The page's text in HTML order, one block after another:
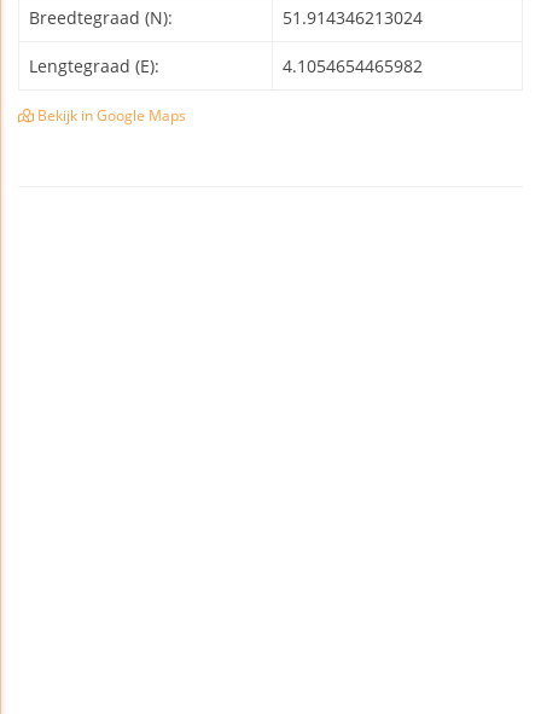
Breedtegraad (N): 51.914346213024
Lengtegraad (E): 4.1054654465982
Bekijk in Google Maps